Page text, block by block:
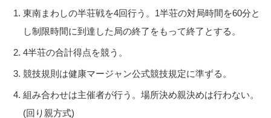
東南まわしの半荘戦を4回行う。1半荘の対局時間を60分と
し制限時間に到達した局の終了をもって終了とする。
4半荘の合計得点を競う。
競技規則は健康マージャン公式競技規定に準ずる。
組み合わせは主催者が行う。場所決め親決めは行わない。
(回り親方式)